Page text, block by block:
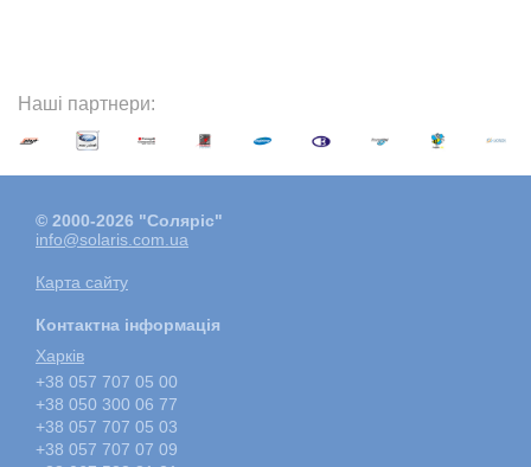
Наші партнери:
© 2000-2026 "Соляріс"
info@solaris.com.ua
Карта сайту
Контактна інформація
Харкiв
+38 057 707 05 00
+38 050 300 06 77
+38 057 707 05 03
+38 057 707 07 09